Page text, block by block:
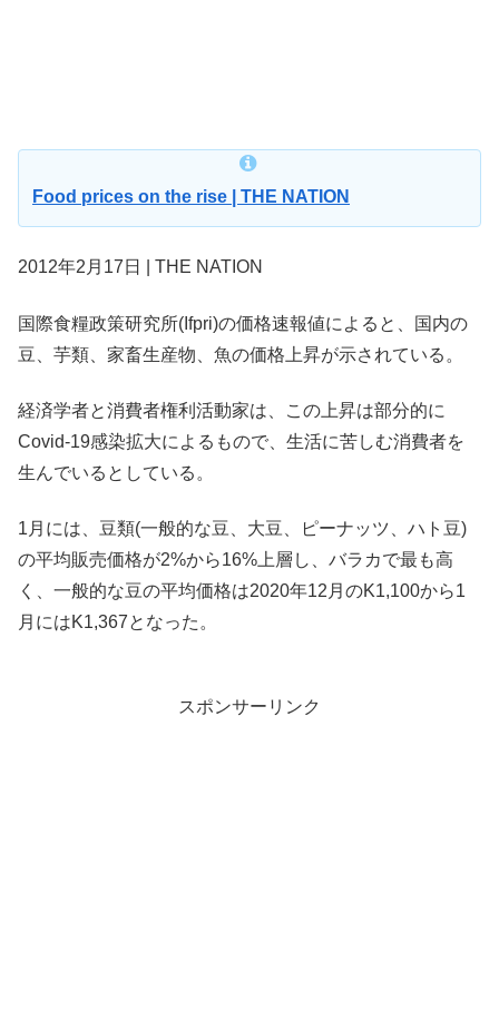
Food prices on the rise | THE NATION
2012年2月17日 | THE NATION
国際食糧政策研究所(Ifpri)の価格速報値によると、国内の
豆、芋類、家畜生産物、魚の価格上昇が示されている。
経済学者と消費者権利活動家は、この上昇は部分的に
Covid-19感染拡大によるもので、生活に苦しむ消費者を
生んでいるとしている。
1月には、豆類(一般的な豆、大豆、ピーナッツ、ハト豆)
の平均販売価格が2%から16%上層し、バラカで最も高
く、一般的な豆の平均価格は2020年12月のK1,100から1
月にはK1,367となった。
スポンサーリンク